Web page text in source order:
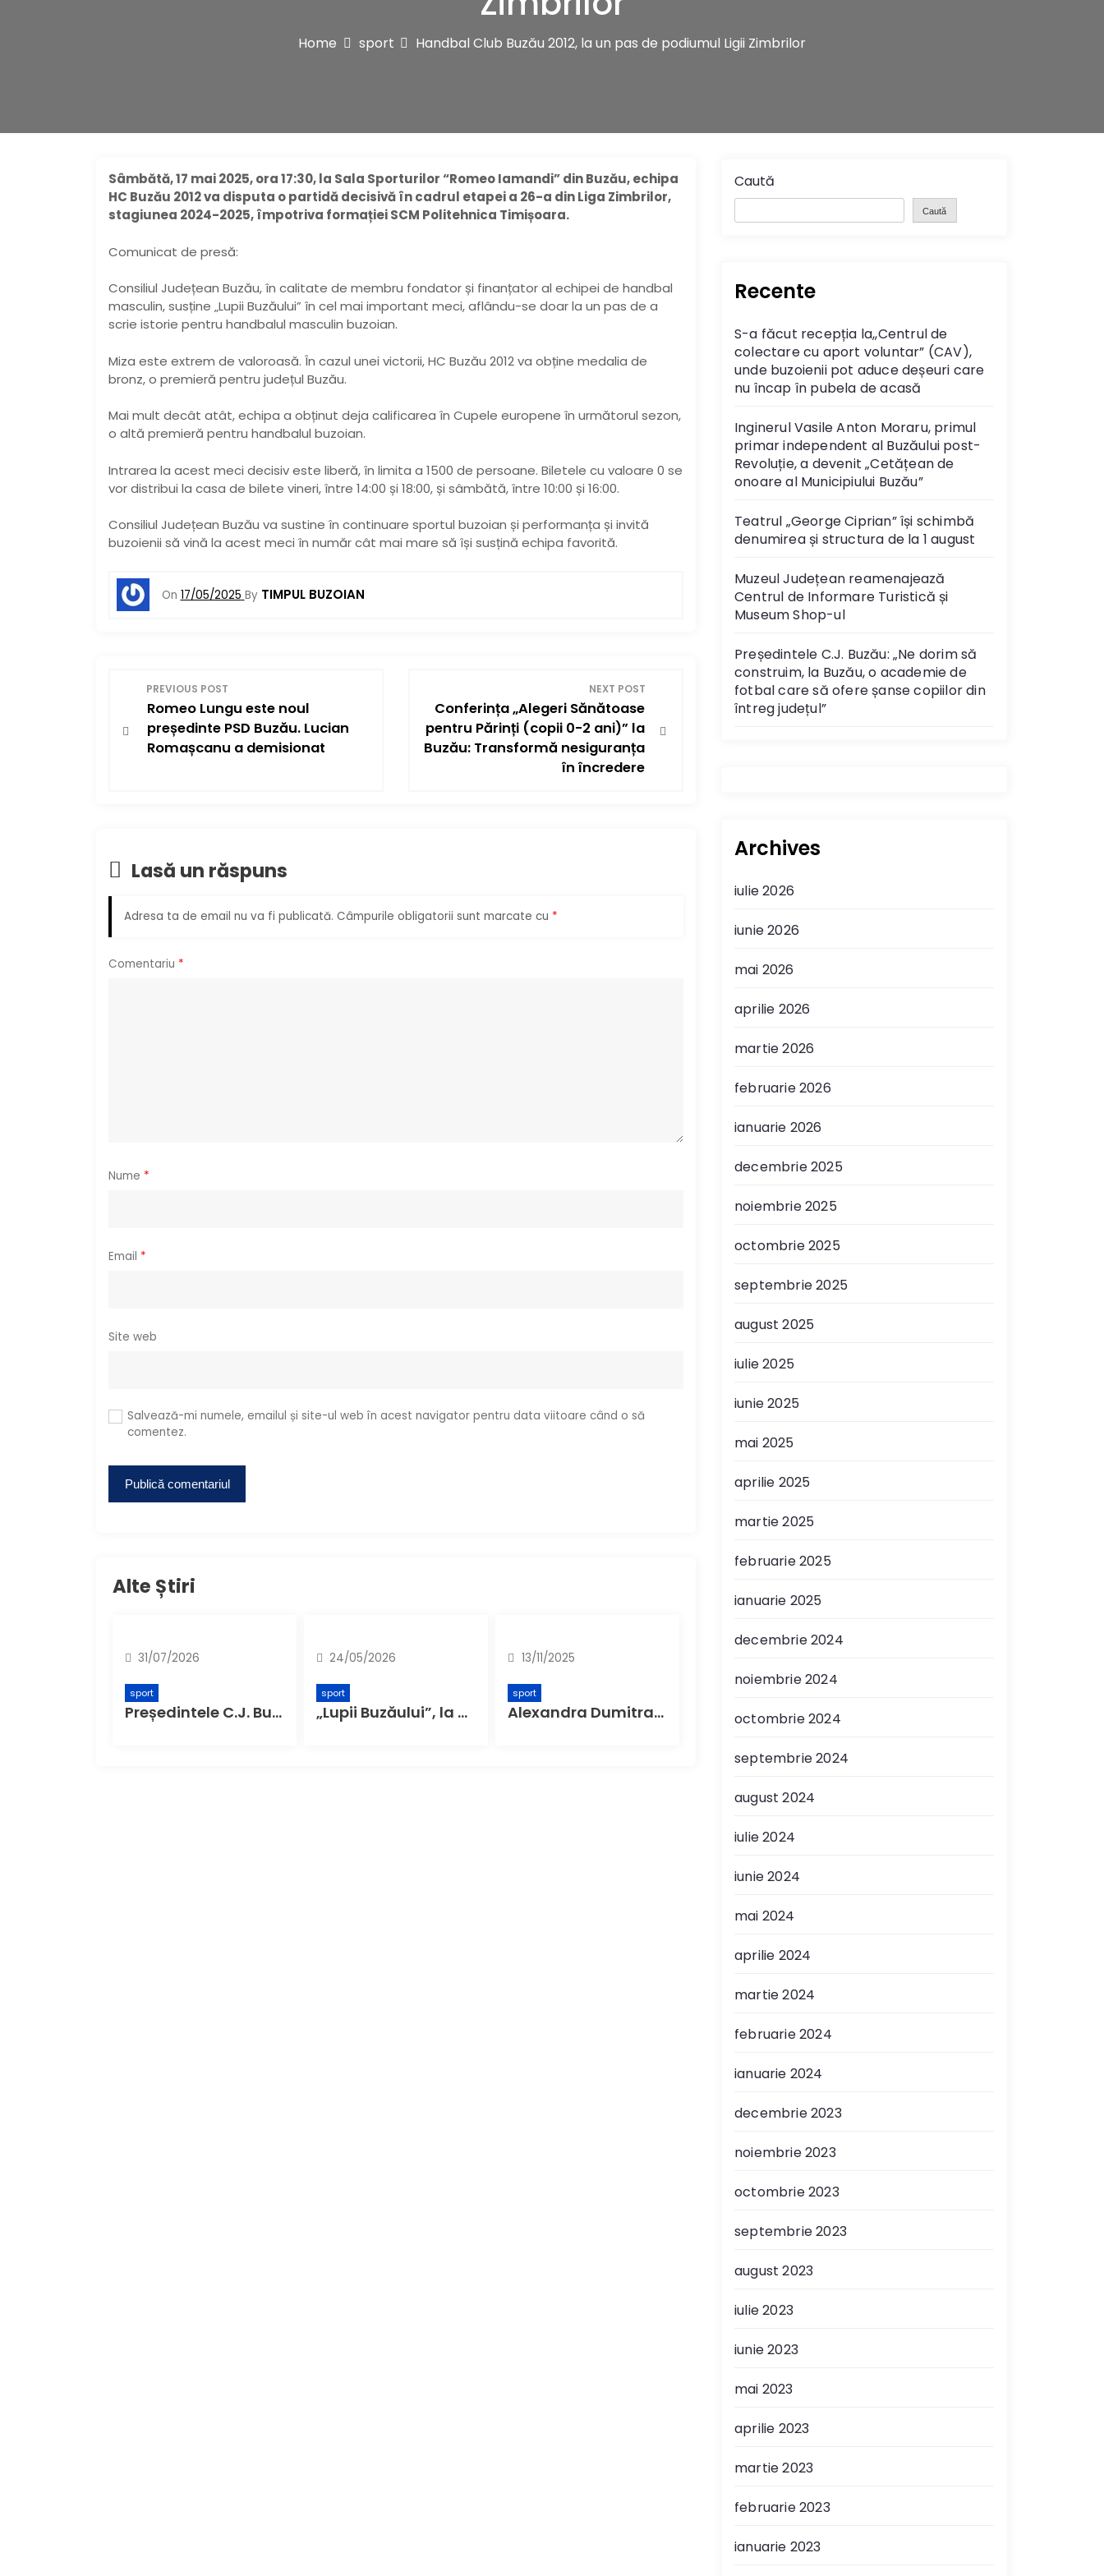
Home sport Handbal Club Buzău 2012, la un pas de podiumul Ligii Zimbrilor
Sâmbătă, 17 mai 2025, ora 17:30, la Sala Sporturilor “Romeo Iamandi” din Buzău, echipa
HC Buzău 2012 va disputa o partidă decisivă în cadrul etapei a 26-a din Liga Zimbrilor,
stagiunea 2024-2025, împotriva formației SCM Politehnica Timișoara.
Comunicat de presă:
Consiliul Județean Buzău, în calitate de membru fondator și finanțator al echipei de handbal
masculin, susține „Lupii Buzăului” în cel mai important meci, aflându-se doar la un pas de a
scrie istorie pentru handbalul masculin buzoian.
Miza este extrem de valoroasă. În cazul unei victorii, HC Buzău 2012 va obține medalia de
bronz, o premieră pentru județul Buzău.
Mai mult decât atât, echipa a obținut deja calificarea în Cupele europene în următorul sezon,
o altă premieră pentru handbalul buzoian.
Intrarea la acest meci decisiv este liberă, în limita a 1500 de persoane. Biletele cu valoare 0 se
vor distribui la casa de bilete vineri, între 14:00 și 18:00, și sâmbătă, între 10:00 și 16:00.
Consiliul Județean Buzău va sustine în continuare sportul buzoian și performanța și invită
buzoienii să vină la acest meci în număr cât mai mare să își susțină echipa favorită.
On 17/05/2025 By TIMPUL BUZOIAN
a
a
r
e
î
c
l
PREVIOUS POST
Romeo Lungu este noul
președinte PSD Buzău. Lucian
Romașcanu a demisionat
NEXT POST
Conferința „Alegeri Sănătoase
pentru Părinți (copii 0-2 ani)” la
Buzău: Transformă nesiguranța
în încredere
Lasă un răspuns
Adresa ta de email nu va fi publicată. Câmpurile obligatorii sunt marcate cu *
Comentariu *
Nume *
Email *
Site web
Salvează-mi numele, emailul și site-ul web în acest navigator pentru data viitoare când o să
comentez.
Alte Știri
31/07/2026
sport
Președintele C.J. Buzău: „Ne dorim să construim, la Buzău, o academie de fotbal care să ofere șanse copiilor din întreg județul”
24/05/2026
sport
„Lupii Buzăului”, la un singur meci distanță de cea mai mare performanță din istoria handbalului masculin buzoian: titlul de vicecampioană a României în Liga Zimbrilor
13/11/2025
sport
Alexandra Dumitrașcu, prima handbalistă din Buzău convocată la un Campionat Mondial de senioare
Caută
Caută
Recente
S-a făcut recepția la,,Centrul de
colectare cu aport voluntar” (CAV),
unde buzoienii pot aduce deșeuri care
nu încap în pubela de acasă
Inginerul Vasile Anton Moraru, primul
primar independent al Buzăului post-
Revoluție, a devenit „Cetățean de
onoare al Municipiului Buzău”
Teatrul „George Ciprian” își schimbă
denumirea și structura de la 1 august
Muzeul Județean reamenajează
Centrul de Informare Turistică și
Museum Shop-ul
Președintele C.J. Buzău: „Ne dorim să
construim, la Buzău, o academie de
fotbal care să ofere șanse copiilor din
întreg județul”
Archives
iulie 2026
iunie 2026
mai 2026
aprilie 2026
martie 2026
februarie 2026
ianuarie 2026
decembrie 2025
noiembrie 2025
octombrie 2025
septembrie 2025
august 2025
iulie 2025
iunie 2025
mai 2025
aprilie 2025
martie 2025
februarie 2025
ianuarie 2025
decembrie 2024
noiembrie 2024
octombrie 2024
septembrie 2024
august 2024
iulie 2024
iunie 2024
mai 2024
aprilie 2024
martie 2024
februarie 2024
ianuarie 2024
decembrie 2023
noiembrie 2023
octombrie 2023
septembrie 2023
august 2023
iulie 2023
iunie 2023
mai 2023
aprilie 2023
martie 2023
februarie 2023
ianuarie 2023